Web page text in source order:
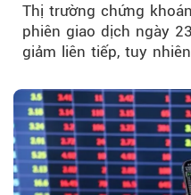
Thị trường chứng
phiên giao dịch ngày
giảm liên tiếp, tuy